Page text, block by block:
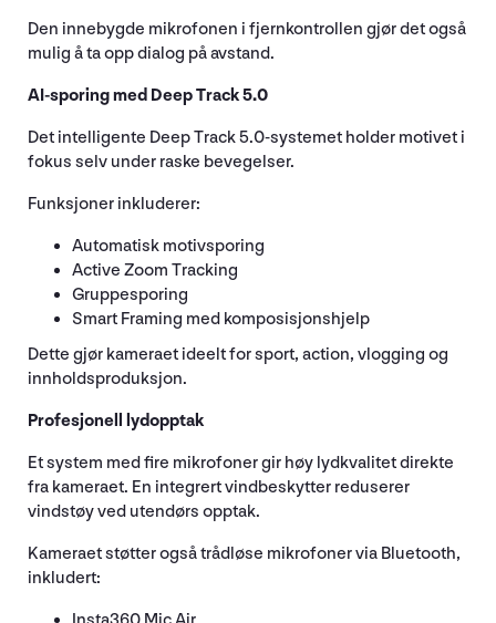
Den innebygde mikrofonen i fjernkontrollen gjør det også
mulig å ta opp dialog på avstand.
AI-sporing med Deep Track 5.0
Det intelligente Deep Track 5.0-systemet holder motivet i
fokus selv under raske bevegelser.
Funksjoner inkluderer:
Automatisk motivsporing
Active Zoom Tracking
Gruppesporing
Smart Framing med komposisjonshjelp
Dette gjør kameraet ideelt for sport, action, vlogging og
innholdsproduksjon.
Profesjonell lydopptak
Et system med fire mikrofoner gir høy lydkvalitet direkte
fra kameraet. En integrert vindbeskytter reduserer
vindstøy ved utendørs opptak.
Kameraet støtter også trådløse mikrofoner via Bluetooth,
inkludert: